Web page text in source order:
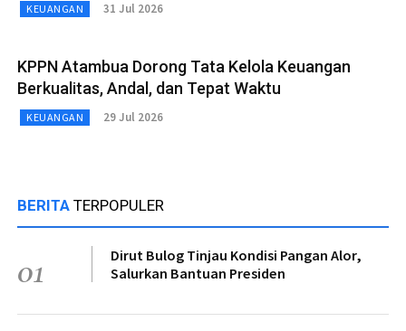
KEUANGAN 31 Jul 2026
KPPN Atambua Dorong Tata Kelola Keuangan
Berkualitas, Andal, dan Tepat Waktu
KEUANGAN 29 Jul 2026
BERITA TERPOPULER
01
Dirut Bulog Tinjau Kondisi Pangan Alor,
Salurkan Bantuan Presiden